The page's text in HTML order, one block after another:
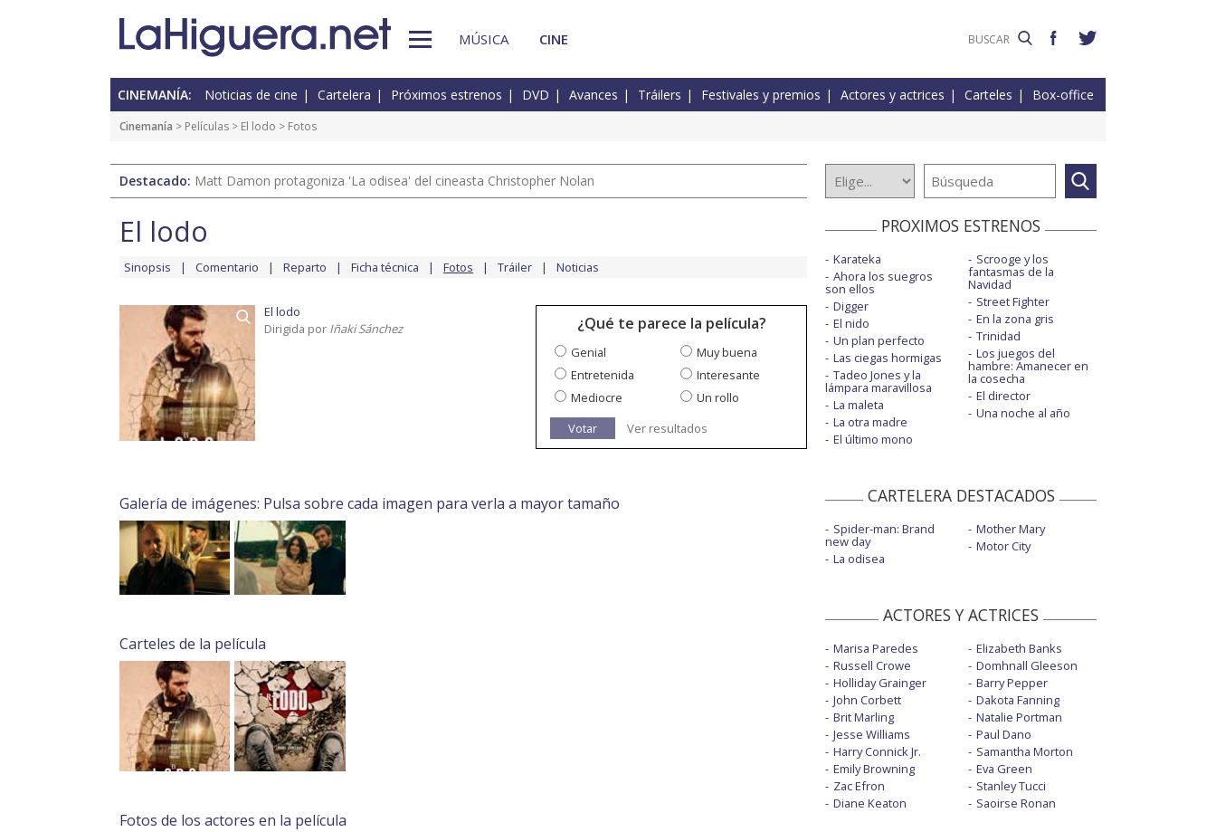
MÚSICA CINE
CINEMANÍA: Noticias de cine Cartelera Próximos estrenos DVD Avances Tráilers Festivales y premios Actores y actrices Carteles Box-office
Cinemanía > Películas > El lodo > Fotos
Destacado: Matt Damon protagoniza 'La odisea' del cineasta Christopher Nolan
El lodo
Sinopsis Comentario Reparto Ficha técnica Fotos Tráiler Noticias
El lodo
Dirigida por Iñaki Sánchez ¿Qué te parece la película?
Genial
Muy buena
Entretenida
Interesante
Mediocre
Un rollo
Votar
Ver resultados
Galería de imágenes: Pulsa sobre cada imagen para verla a mayor tamaño
Carteles de la película
Fotos de los actores en la película
PROXIMOS ESTRENOS
Karateka
Ahora los suegros
son ellos
Digger
El nido
Un plan perfecto
Las ciegas hormigas
Tadeo Jones y la
lámpara maravillosa
La maleta
La otra madre
El último mono
Scrooge y los
fantasmas de la
Navidad
Street Fighter
En la zona gris
Trinidad
Los juegos del
hambre: Amanecer en
la cosecha
El director
Una noche al año
CARTELERA DESTACADOS
Spider-man: Brand
new day
La odisea
Mother Mary
Motor City
ACTORES Y ACTRICES
Marisa Paredes
Russell Crowe
Holliday Grainger
John Corbett
Brit Marling
Jesse Williams
Harry Connick Jr.
Emily Browning
Zac Efron
Diane Keaton
Elizabeth Banks
Domhnall Gleeson
Barry Pepper
Dakota Fanning
Natalie Portman
Paul Dano
Samantha Morton
Eva Green
Stanley Tucci
Saoirse Ronan